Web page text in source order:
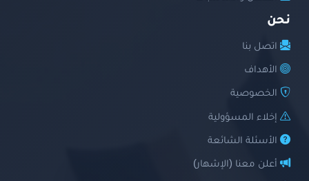
نحن
اتصل بنا
الأهداف
الخصوصية
إخلاء المسؤولية
الأسئلة الشائعة
أعلن معنا (الإشهار)